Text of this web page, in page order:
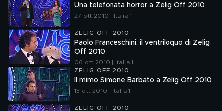
Una telefonata horror a Zelig Off 2010
27 ott 2010 | Italia 1
ZELIG OFF 2010
Paolo Franceschini, il ventriloquo di Zelig
Off 2010
06 ott 2010 | Italia 1
ZELIG OFF 2010
Il mimo Simone Barbato a Zelig Off 2010
13 ott 2010 | Italia 1
ZELIG OFF 2010